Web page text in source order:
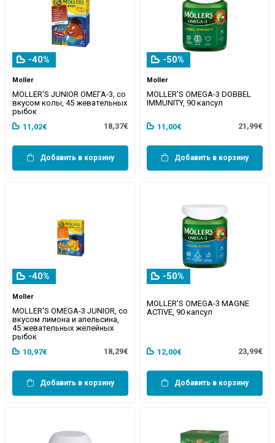
-40%
Moller
MOLLER'S JUNIOR ОМЕГА-3, со
вкусом колы, 45 жевательных
рыбок
11,02€
18,37€
Добавить в корзину
-50%
Moller
MOLLER'S OMEGA-3 DOBBEL
IMMUNITY, 90 капсул
11,00€ 21,99€
Добавить в корзину
-40%
Moller
MOLLER'S OMEGA-3 JUNIOR, со
вкусом лимона и апельсина,
45 жевательных желейных
рыбок
10,97€
18,29€
Добавить в корзину
-50%
MOLLER'S OMEGA-3 MAGNE
ACTIVE, 90 капсул
12,00€ 23,99€
Добавить в корзину